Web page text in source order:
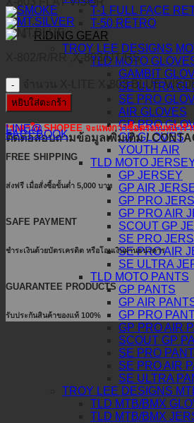
T-1 FULL FACE
T-50 RETRO
RIDING GEAR
TROY LEE DESIGNS
TLD MOTO
GAMBIT
SE ULTRA
SE PRO
AIR GLOVES
GP PRO
GP GLOVES
YOUTH AIR
TLD MOTO
GP JERSEY
GP AIR
GP PRO
GP PRO AIR
SCOUT GP
SE PRO
SE PRO AIR
SE ULTRA
TLD MOTO PANTS
GP PANTS
GP AIR
GP PRO
GP PRO AIR
SCOUT GP
SE PRO
SE PRO AIR
SE ULTRA
TROY LEE DESIGNS
TLD MTB/BMX
TLD MTB/BMX
X-802/R/RR ,X-803/UT/RS
จำนวน X-LITE X-803 BLUE
หยิบใส่ตะกร้า
*ราคาใน SHOPEE จะแพงกว่าซื้อตรงกับหน้าร้
ติดต่อสอบถามข้อมูลเพิ่มเติม /
LINE@
FACEBOOK
FREE SHIPPING
ส่งฟรี เมื่อสั่งซื้อขั้นต่ำ 5,000 บาท
SAFE PAYMENT
ชำระเงินด้วยบัตรเครดิต หรือโอนเงินผ่านธนาคาร
GUARANTEE PRODUCTS
รับประกันสินค้าของแท้ 100%